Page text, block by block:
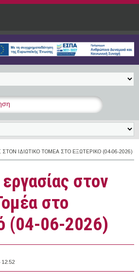
περιεχόμενο
ΣΤΟΝ ΙΔΙΩΤΙΚΌ ΤΟΜΈΑ ΣΤΟ ΕΞΩΤΕΡΙΚΌ (04-06-2026)
στον
στο
(04-06-2026)
12:52